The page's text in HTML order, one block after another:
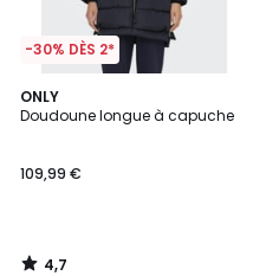
-30% DÈS 2*
ONLY
Doudoune longue à capuche
109,99 €
4,7
/ 5
4,7